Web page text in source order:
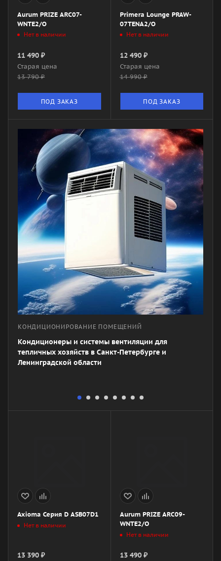
Aurum PRIZE ARC07-
WNTE2/O
Нет в наличии
11 490 ₽
Старая цена
13 790₽
ПОД ЗАКАЗ
Primera Lounge PRAW-
07TENA2/O
Нет в наличии
12 490₽
Старая цена
14 990₽
ПОД ЗАКАЗ
КОНДИЦИОНИРОВАНИЕ ПОМЕЩЕНИЙ
Кондиционеры и системы вентиляции для
тепличных хозяйств в Санкт-Петербурге и
Ленинградской области
Axioma Серия D ASB07D1
Нет в наличии
13 390 ₽
Aurum PRIZE ARC09-
WNTE2/O
Нет в наличии
13 490₽